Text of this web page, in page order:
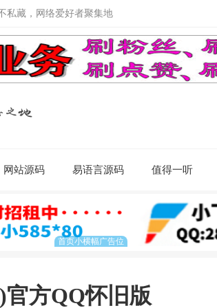
私藏，网络爱好者聚集地
网站源码 易语言源码 值得一听
官方QQ怀旧版